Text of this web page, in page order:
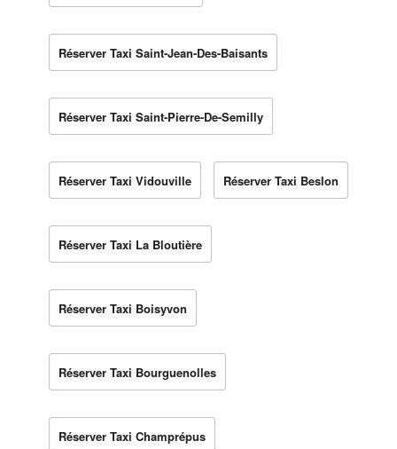
Réserver Taxi Saint-Jean-Des-Baisants
Réserver Taxi Saint-Pierre-De-Semilly
Réserver Taxi Vidouville Réserver Taxi Beslon
Réserver Taxi La Bloutière
Réserver Taxi Boisyvon
Réserver Taxi Bourguenolles
Réserver Taxi Champrépus